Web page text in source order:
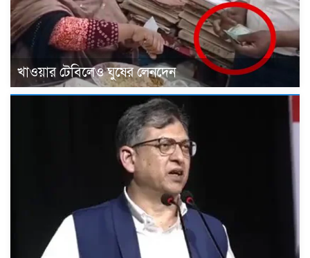
খাওয়ার টেবিলেও ঘুষের লেনদেন